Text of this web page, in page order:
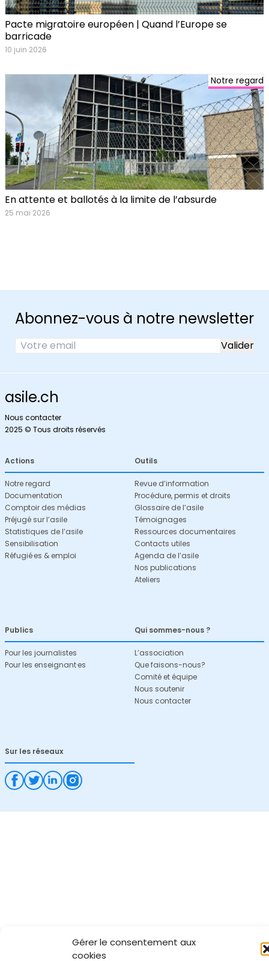
Gérer le consentement aux
cookies
Pacte migratoire européen | Quand l’Europe se
barricade
10 juin 2026
Notre regard
En attente et ballotés à la limite de l’absurde
25 mai 2026
Abonnez-vous à notre newsletter
asile.ch
Nous contacter
2025 © Tous droits réservés
Actions
Notre regard
Documentation
Comptoir des médias
Préjugé sur l’asile
Statistiques de l’asile
Sensibilisation
Réfugié·es & emploi
Outils
Revue d’information
Procédure, permis et droits
Glossaire de l’asile
Témoignages
Ressources documentaires
Contacts utiles
Agenda de l’asile
Nos publications
Ateliers
Publics
Pour les journalistes
Pour les enseignant·es
Qui sommes-nous ?
L’association
Que faisons-nous?
Comité et équipe
Nous soutenir
Nous contacter
Sur les réseaux